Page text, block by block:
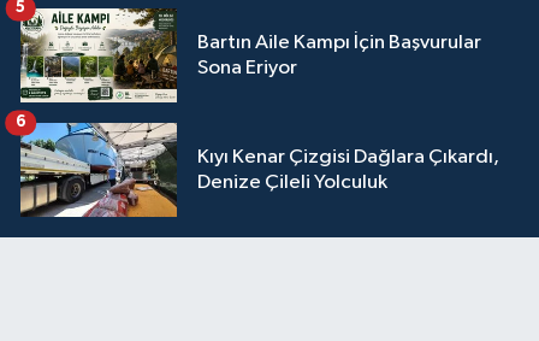
Bartın Aile Kampı İçin Başvurular
Sona Eriyor
5
Kıyı Kenar Çizgisi Dağlara Çıkardı,
Denize Çileli Yolculuk
6